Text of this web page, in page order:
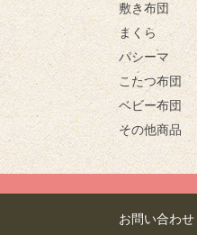
敷き布団
まくら
パシーマ
こたつ布団
ベビー布団
その他商品
お問い合わせ